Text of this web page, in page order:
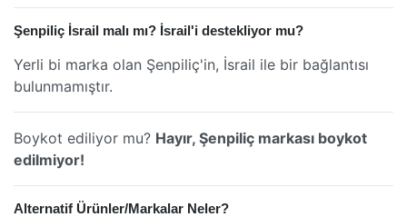
Şenpiliç İsrail malı mı? İsrail'i destekliyor mu?
Yerli bi marka olan Şenpiliç'in, İsrail ile bir bağlantısı
bulunmamıştır.
Boykot ediliyor mu? Hayır, Şenpiliç markası boykot
edilmiyor!
Alternatif Ürünler/Markalar Neler?